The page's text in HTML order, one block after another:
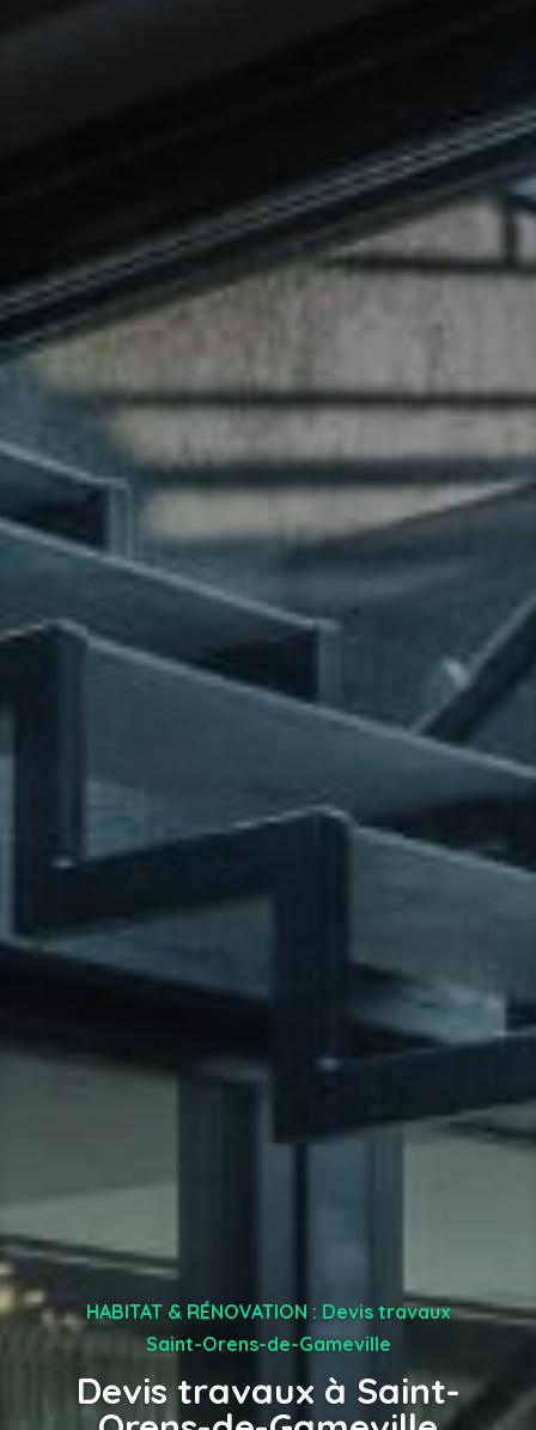
HABITAT & RÉNOVATION : Devis travaux
Saint-Orens-de-Gameville
Devis travaux à Saint-